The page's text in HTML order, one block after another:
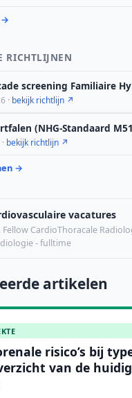
→
RICHTLIJNEN
screening Familiaire
· bekijk richtlijn ↗
(NHG-Standaard
bekijk richtlijn ↗
→
vacatures
Fellow CardioThoracale
- fulltime
artikelen
risico’s bij
van de